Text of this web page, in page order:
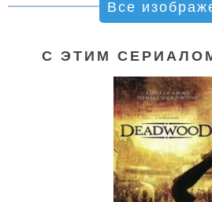
Все
С ЭТИМ